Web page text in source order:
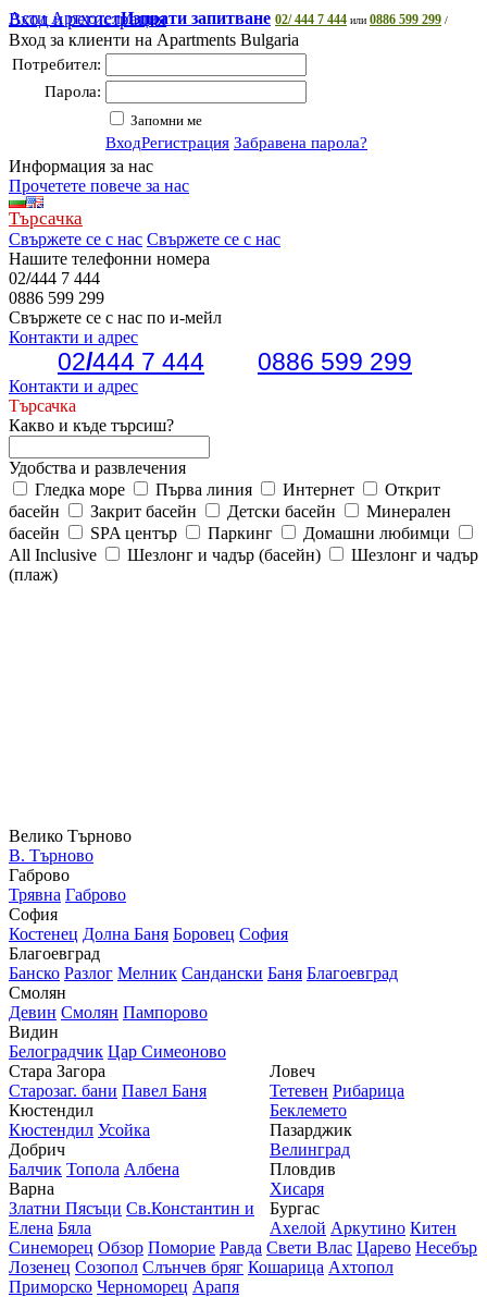
Асти АртхотелИзпрати запитване 02/ 444 7 444 или 0886 599 299 /
Вход и регистрация
Вход за клиенти на Apartments Bulgaria
Потребител:
Парола:
Запомни ме
ВходРегистрация Забравена парола?
Информация за нас
Прочетете повече за нас
Търсачка
Свържете се с нас Свържете се с нас
Нашите телефонни номера
02/444 7 444
0886 599 299
Свържете се с нас по и-мейл
Контакти и адрес
02/444 7 444 0886 599 299
Контакти и адрес
Търсачка
Какво и къде търсиш?
Удобства и развлечения
Гледка море
Първа линия Интернет
Открит
басейн
Закрит басейн Детски басейн
Минерален
басейн
SPA център Паркинг
Домашни любимци
All Inclusive
Шезлонг и чадър (басейн)
Шезлонг и чадър
(плаж)
Велико Търново
В. Търново
Габрово
Трявна Габрово
София
Костенец Долна Баня Боровец София
Благоевград
Банско Разлог Мелник Сандански Баня Благоевград
Смолян
Девин Смолян Пампорово
Видин
Белоградчик Цар Симеоново
Стара Загора
Старозаг. бани Павел Баня
Кюстендил
Кюстендил Усойка
Добрич
Балчик Топола Албена
Варна
Златни Пясъци Св.Константин и
Елена Бяла
Ловеч
Тетевен Рибарица
Беклемето
Пазарджик
Велинград
Пловдив
Хисаря
Бургас
Ахелой Аркутино Китен
Синеморец Обзор Поморие Равда Свети Влас Царево Несебър
Лозенец Созопол Слънчев бряг Кошарица Ахтопол
Приморско Черноморец Арапя